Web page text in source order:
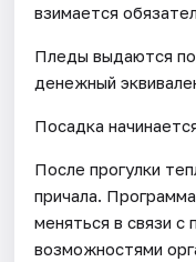
взимается
Пледы выдаются
денежный
Посадка
После прогулки
причала.
меняться в связи с
возможностями